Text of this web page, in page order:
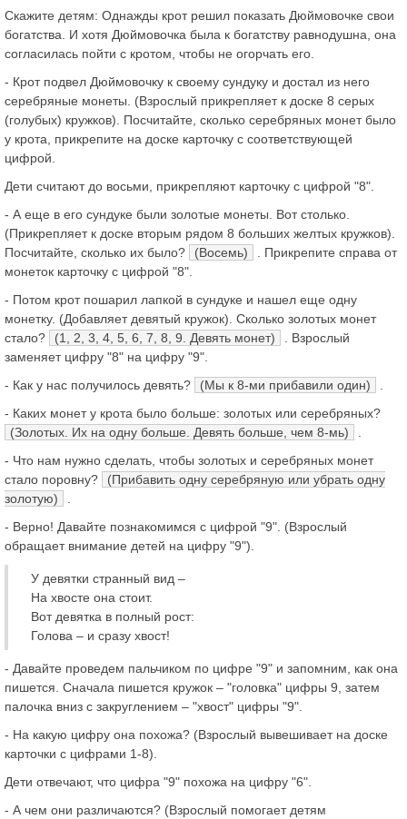
Скажите детям: Однажды крот решил показать Дюймовочке свои
богатства. И хотя Дюймовочка была к богатству равнодушна, она
согласилась пойти с кротом, чтобы не огорчать его.
- Крот подвел Дюймовочку к своему сундуку и достал из него
серебряные монеты. (Взрослый прикрепляет к доске 8 серых
(голубых) кружков). Посчитайте, сколько серебряных монет было
у крота, прикрепите на доске карточку с соответствующей
цифрой.
Дети считают до восьми, прикрепляют карточку с цифрой "8".
- А еще в его сундуке были золотые монеты. Вот столько.
(Прикрепляет к доске вторым рядом 8 больших желтых кружков).
Посчитайте, сколько их было?
(Восемь)
. Прикрепите справа от
монеток карточку с цифрой "8".
- Потом крот пошарил лапкой в сундуке и нашел еще одну
монетку. (Добавляет девятый кружок). Сколько золотых монет
стало?
(1, 2, 3, 4, 5, 6, 7, 8, 9. Девять монет)
. Взрослый
заменяет цифру "8" на цифру "9".
- Как у нас получилось девять?
(Мы к 8-ми прибавили один)
- Каких монет у крота было больше: золотых или серебряных?
(Золотых. Их на одну больше. Девять больше, чем 8-мь)
- Что нам нужно сделать, чтобы золотых и серебряных монет
стало поровну?
(Прибавить одну серебряную или убрать одну
золотую)
- Верно! Давайте познакомимся с цифрой "9". (Взрослый
обращает внимание детей на цифру "9").
У девятки странный вид –
На хвосте она стоит.
Вот девятка в полный рост:
Голова – и сразу хвост!
- Давайте проведем пальчиком по цифре "9" и запомним, как она
пишется. Сначала пишется кружок – "головка" цифры 9, затем
палочка вниз с закруглением – "хвост" цифры "9".
- На какую цифру она похожа? (Взрослый вывешивает на доске
карточки с цифрами 1-8).
Дети отвечают, что цифра "9" похожа на цифру "6".
- А чем они различаются? (Взрослый помогает детям